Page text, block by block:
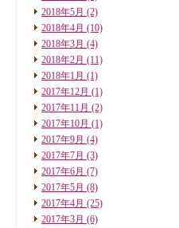
2018年5月 (2)
2018年4月 (10)
2018年3月 (4)
2018年2月 (11)
2018年1月 (1)
2017年12月 (1)
2017年11月 (2)
2017年10月 (1)
2017年9月 (4)
2017年7月 (3)
2017年6月 (7)
2017年5月 (8)
2017年4月 (25)
2017年3月 (6)